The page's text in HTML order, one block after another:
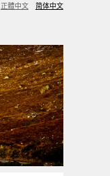
正體中文 简体中文